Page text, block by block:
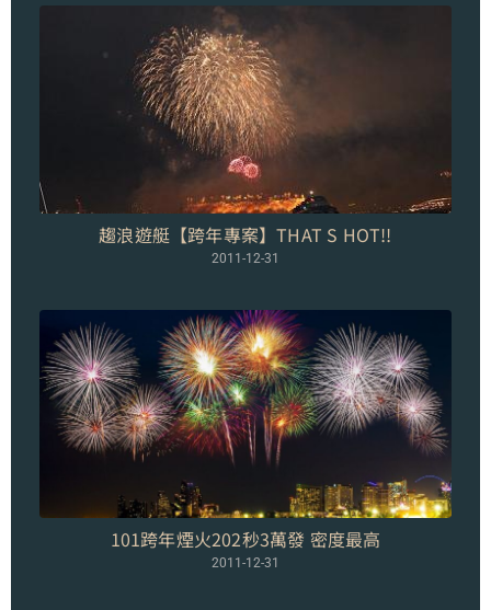
趨浪遊艇【跨年專案】THAT S HOT!!
2011-12-31
101跨年煙火202秒3萬發 密度最高
2011-12-31